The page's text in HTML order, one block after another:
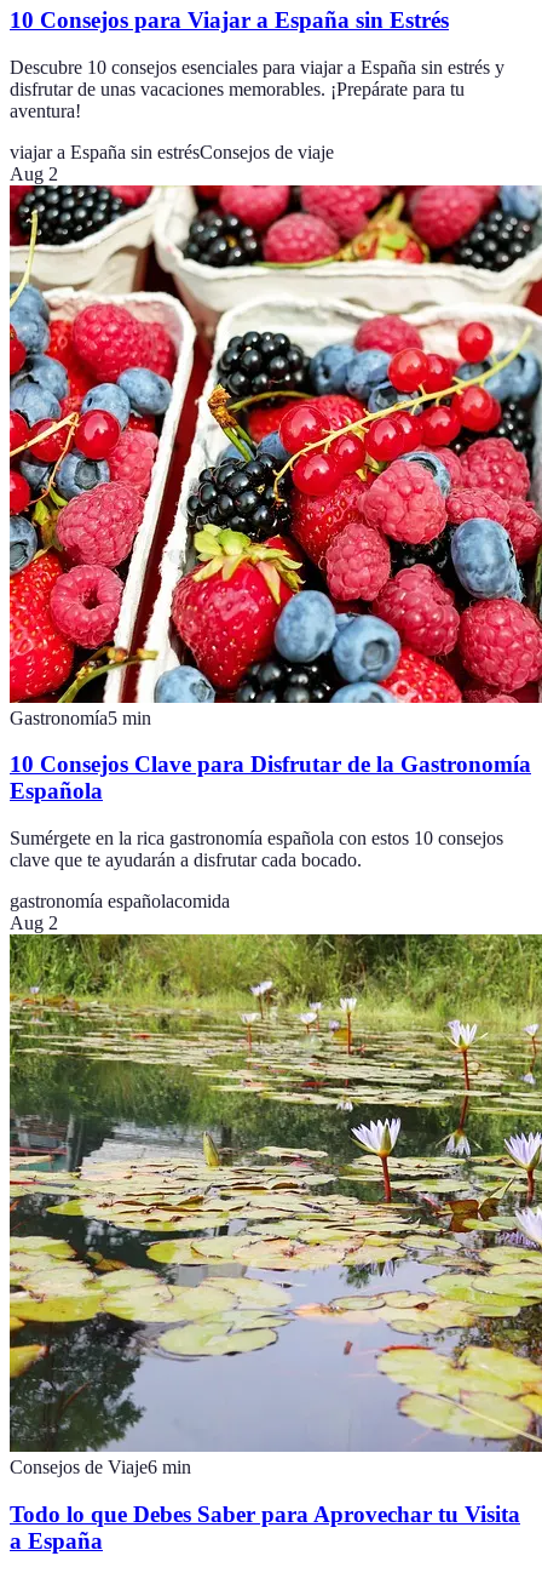
10 Consejos para Viajar a España sin Estrés
Descubre 10 consejos esenciales para viajar a España sin estrés y
disfrutar de unas vacaciones memorables. ¡Prepárate para tu
aventura!
viajar a España sin estrésConsejos de viaje
Aug 2
Gastronomía5 min
10 Consejos Clave para Disfrutar de la Gastronomía
Española
Sumérgete en la rica gastronomía española con estos 10 consejos
clave que te ayudarán a disfrutar cada bocado.
gastronomía españolacomida
Aug 2
Consejos de Viaje6 min
Todo lo que Debes Saber para Aprovechar tu Visita
a España